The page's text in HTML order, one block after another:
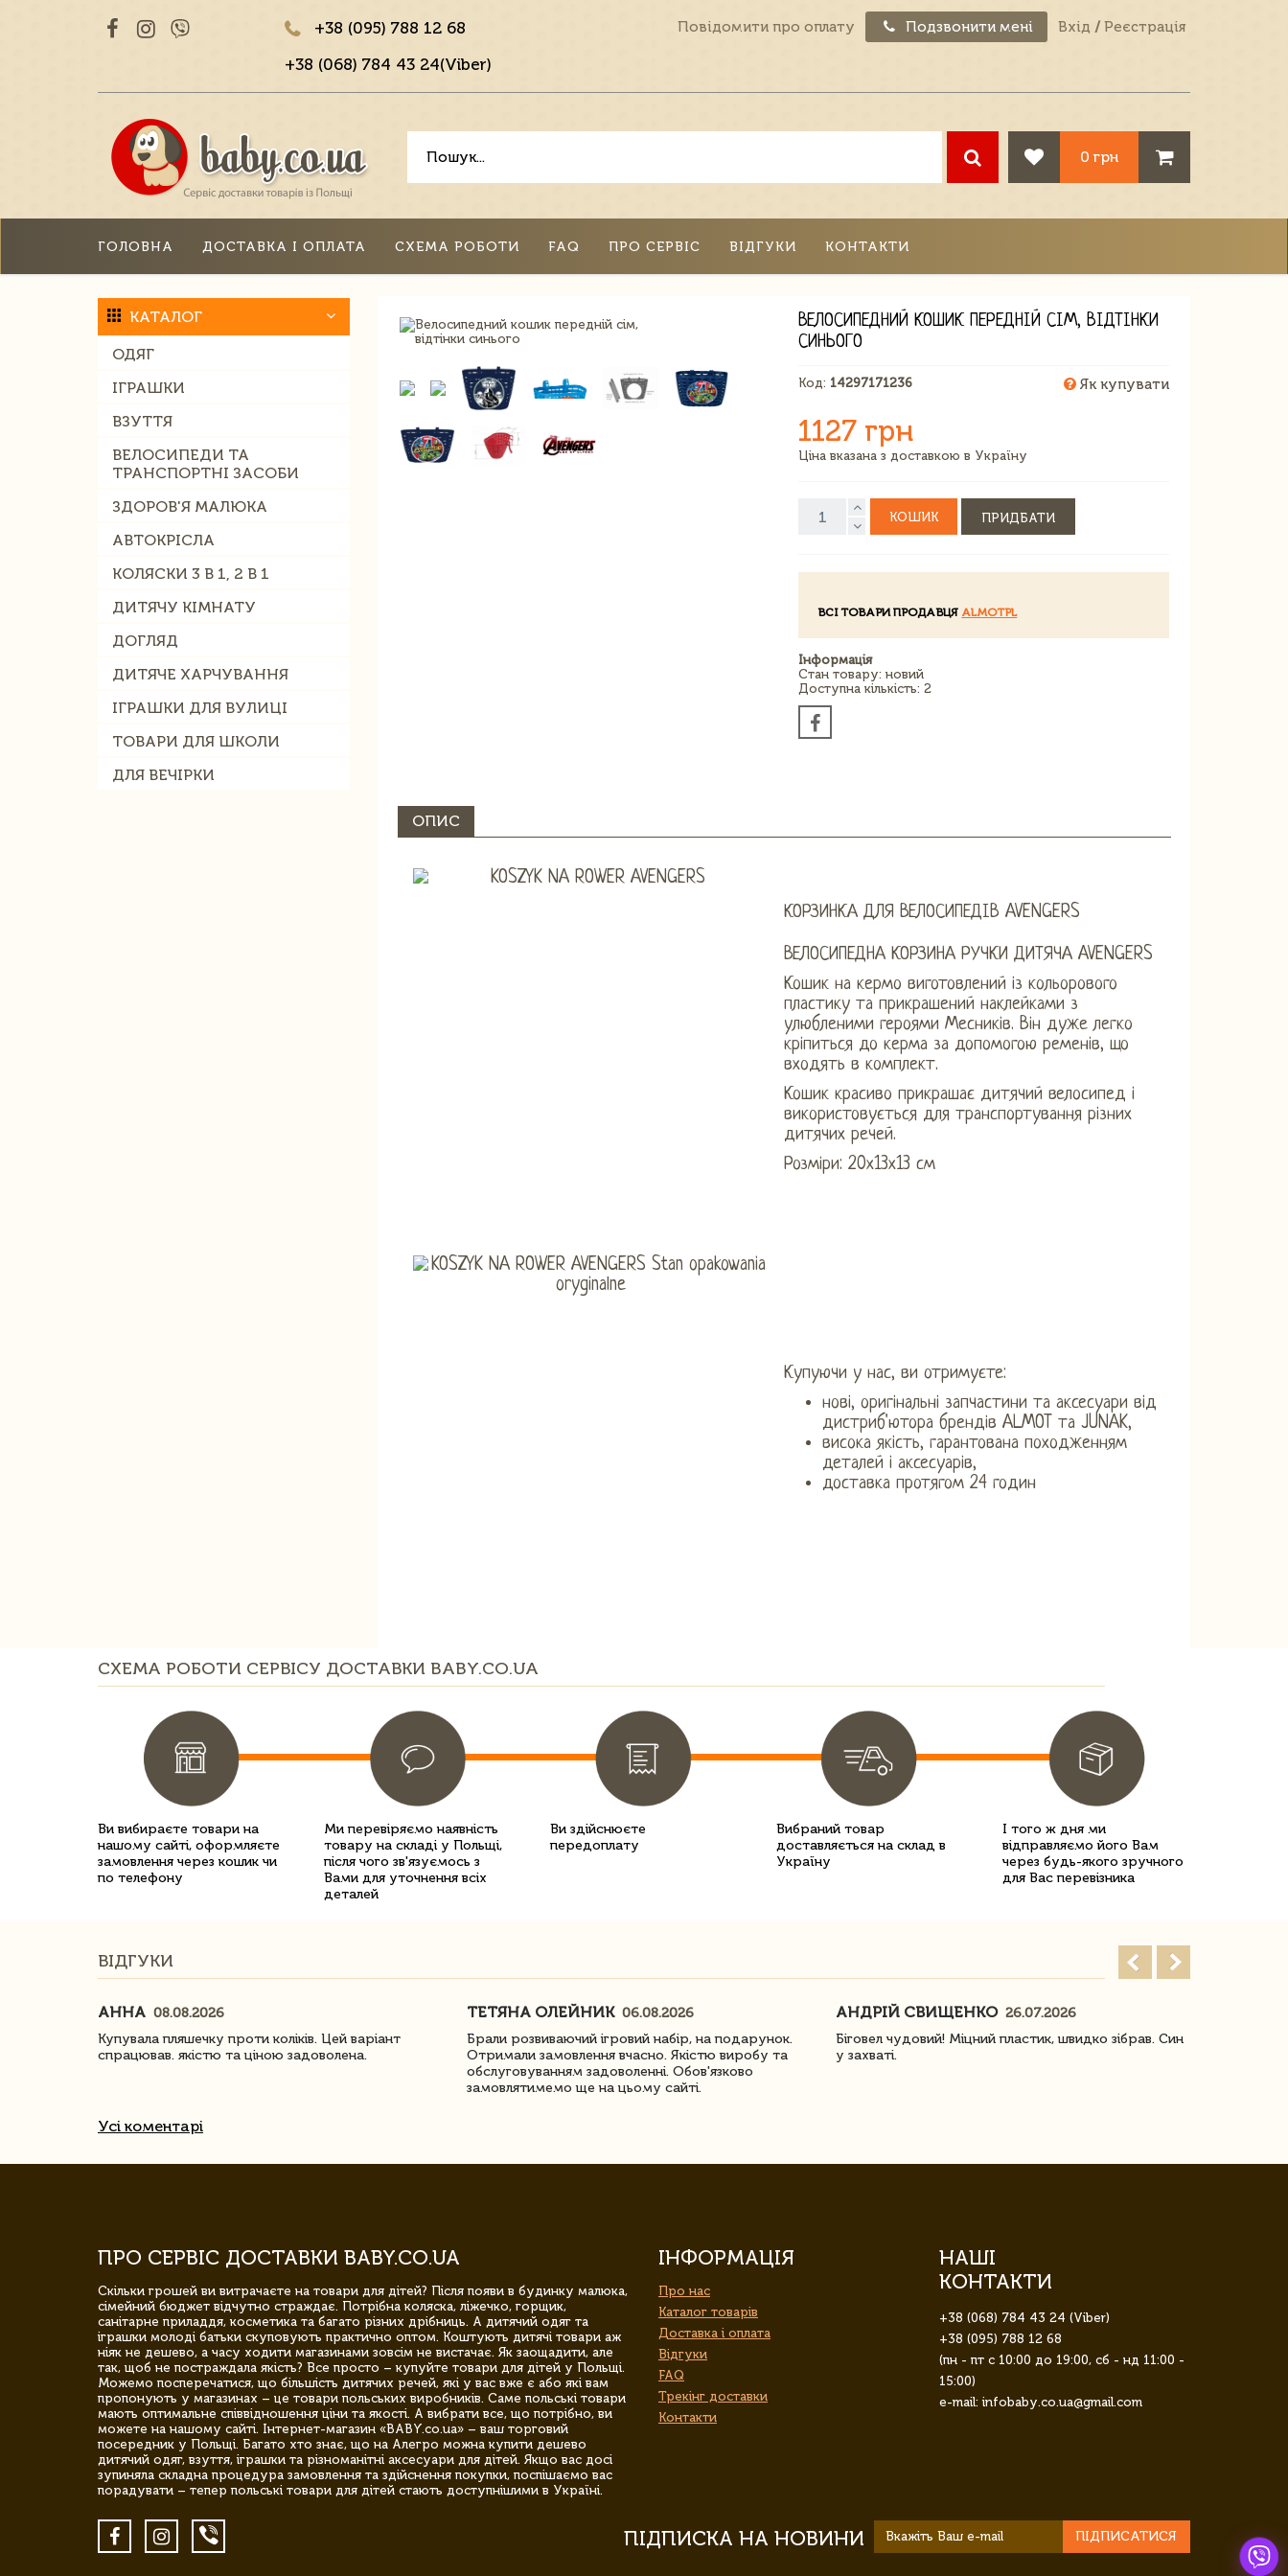
+38 (095) 788 12 68
+38 (068) 784 43 24(Viber)
Повідомити про оплату Подзвонити мені Вхід / Реєстрація
0 грн
ГОЛОВНА ДОСТАВКА І ОПЛАТА СХЕМА РОБОТИ FAQ ПРО СЕРВІС ВІДГУКИ КОНТАКТИ
КАТАЛОГ
ОДЯГ
ІГРАШКИ
ВЗУТТЯ
ВЕЛОСИПЕДИ ТА
ТРАНСПОРТНІ ЗАСОБИ
ЗДОРОВ'Я МАЛЮКА
АВТОКРІСЛА
КОЛЯСКИ 3 В 1, 2 В 1
ДИТЯЧУ КІМНАТУ
ДОГЛЯД
ДИТЯЧЕ ХАРЧУВАННЯ
ІГРАШКИ ДЛЯ ВУЛИЦІ
ТОВАРИ ДЛЯ ШКОЛИ
ДЛЯ ВЕЧІРКИ
ВЕЛОСИПЕДНИЙ КОШИК ПЕРЕДНІЙ СІМ, ВІДТІНКИ
СИНЬОГО
Код: 14297171236 Як купувати
1127 грн
Ціна вказана з доставкою в Україну
КОШИК ПРИДБАТИ
ВСІ ТОВАРИ ПРОДАВЦЯ ALMOTPL
Інформація
Стан товару: новий
Доступна кількість: 2
ОПИС
КОРЗИНКА ДЛЯ ВЕЛОСИПЕДІВ AVENGERS
ВЕЛОСИПЕДНА КОРЗИНА РУЧКИ ДИТЯЧА AVENGERS
Кошик на кермо виготовлений із кольорового
пластику та прикрашений наклейками з
улюбленими героями Месників. Він дуже легко
кріпиться до керма за допомогою ременів, що
входять в комплект.
Кошик красиво прикрашає дитячий велосипед і
використовується для транспортування різних
дитячих речей.
Розміри: 20х13х13 см
Купуючи у нас, ви отримуєте:
нові, оригінальні запчастини та аксесуари від
дистриб'ютора брендів ALMOT та JUNAK,
висока якість, гарантована походженням
деталей і аксесуарів,
доставка протягом 24 годин
СХЕМА РОБОТИ СЕРВІСУ ДОСТАВКИ BABY.CO.UA
Ви вибираєте товари на
нашому сайті, оформляєте
замовлення через кошик чи
по телефону
Ми перевіряємо наявність
товару на складі у Польщі,
після чого зв'язуємось з
Вами для уточнення всіх
деталей
Ви здійснюєте
передоплату
Вибраний товар
доставляється на склад в
Україну
І того ж дня ми
відправляємо його Вам
через будь-якого зручного
для Вас перевізника
ВІДГУКИ
АННА 08.08.2026
Купувала пляшечку проти коліків. Цей варіант
спрацював. якістю та ціною задоволена.
ТЕТЯНА ОЛЕЙНИК 06.08.2026
Брали розвиваючий ігровий набір, на подарунок.
Отримали замовлення вчасно. Якістю виробу та
обслуговуванням задоволенні. Обов'язково
замовлятимемо ще на цьому сайті.
АНДРІЙ СВИЩЕНКО 26.07.2026
Біговел чудовий! Міцний пластик, швидко зібрав. Син
у захваті.
Усі коментарі
ПРО СЕРВІС ДОСТАВКИ BABY.CO.UA
Скільки грошей ви витрачаєте на товари для дітей? Після появи в будинку малюка,
сімейний бюджет відчутно страждає. Потрібна коляска, ліжечко, горщик,
санітарне приладдя, косметика та багато різних дрібниць. А дитячий одяг та
іграшки молоді батьки скуповують практично оптом. Коштують дитячі товари аж
ніяк не дешево, а часу ходити магазинами зовсім не вистачає. Як заощадити, але
так, щоб не постраждала якість? Все просто – купуйте товари для дітей у Польщі.
Можемо посперечатися, що більшість дитячих речей, які у вас вже є або які вам
пропонують у магазинах – це товари польських виробників. Саме польські товари
мають оптимальне співвідношення ціни та якості. А вибрати все, що потрібно, ви
можете на нашому сайті. Інтернет-магазин «BABY.co.ua» – ваш торговий
посередник у Польщі. Багато хто знає, що на Алегро можна купити дешево
дитячий одяг, взуття, іграшки та різноманітні аксесуари для дітей. Якщо вас досі
зупиняла складна процедура замовлення та здійснення покупки, поспішаємо вас
порадувати – тепер польські товари для дітей стають доступнішими в Україні.
ІНФОРМАЦІЯ
Про нас
Каталог товарів
Доставка і оплата
Відгуки
FAQ
Трекінг доставки
Контакти
НАШІ
КОНТАКТИ
+38 (068) 784 43 24 (Viber)
+38 (095) 788 12 68
(пн - пт с 10:00 до 19:00, сб - нд 11:00 -
15:00)
e-mail: infobaby.co.ua@gmail.com
ПІДПИСКА НА НОВИНИ ПІДПИСАТИСЯ